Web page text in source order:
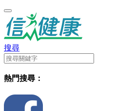
搜尋
熱門搜尋：